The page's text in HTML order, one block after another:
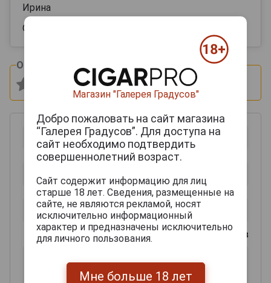
Ирина
Очень плотный. Насыщенный и яркий аромат
Оцените и напишите отзыв:
0из 2000 знаков
Магазин "Галерея Градусов"
Добро пожаловать на сайт магазина
“Галерея Градусов”. Для доступа на
сайт необходимо подтвердить
совершеннолетний возраст.
Сайт содержит информацию для лиц
старше 18 лет. Сведения, размещенные на
сайте, не являются рекламой, носят
исключительно информационный
характер и предназначены исключительно
для личного пользования.
Мне больше 18 лет